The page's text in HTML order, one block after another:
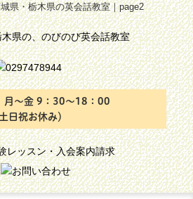
県・栃木県の英会話教室｜page2
月～金 9：30～18：00
土日祝お休み）